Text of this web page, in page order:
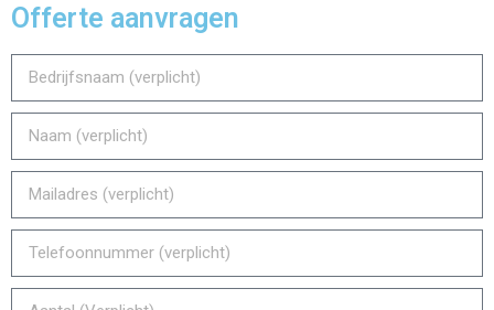
Offerte aanvragen